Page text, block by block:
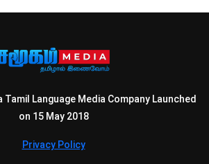
Tamil Language Media Company Launched
on 15 May 2018
Privacy Policy